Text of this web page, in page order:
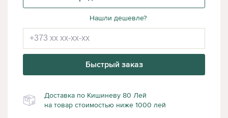
Нашли дешевле?
Быстрый заказ
Доставка по Кишиневу 80 Лей
на товар стоимостью ниже 1000 лей